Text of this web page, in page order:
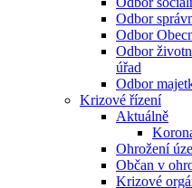
Odbor
Odbor
Odbor
úřad
Odbor
Krizové řízení
Aktuálně
Ohrožení
Občan v
Krizové